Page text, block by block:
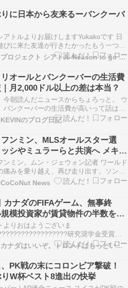
洞窟の中から見る光が素敵でした
日もカメちゃんいっぱい????タイミン
に日本から友来るーバンクーバ
アトルよりお届けしますYukakoです 日
びに来た友達が行きたかったもう一つの
ナダ バンクーバーなら簡単に行けるから
念日の週末に泊りがけで遊びに行くこと
いました。 とは言ってもバンクーバーも
と同じ、 ワールドカップ試合が開催され
プロジェクト シアトル Reason to go outsi
オールとバンクーバーの生活費
月2,000ドル以上の差は本当？
今朝読んだニュースからちょろっと。 ウ
バンクーバーの生活費が高いって話は、
にします。 特に住宅価格と家賃について
い」というより、もはや別世界だって印
ている人が多半数だと思います。 […]
KEVINのブログ日記
ンミン、MLSオールスター選
シやミュラーらと共演へ メキシ
激突
ンミン。ムン・ジェウォン記者 ワールド
痛みを乗り越え、再び走り出す。ソン・
（LAFC）がリオネル・メッシ（インテ
アミ）、トーマス・ミュラー（バンクー
ワイトキャップス）らと共に、メキ […]
CoCoNut News
カナダのFIFAゲーム、無事終
模投資家が賃貸物件の半数を所
よりおはようございま
研究奨学金受賞者
4か国出身者：オフィス空室率が低下BC
林火災が今年も拡大：アイランド空港拡
汚染が心配：はしか感染カナダチーム大
のカメさんに英雄の名前：筆記試験必
の意…
カナダはいいぞ。トロントはもっといいぞ。
PK戦の末にコロンビア撃破！
W杯ベスト8進出の快挙